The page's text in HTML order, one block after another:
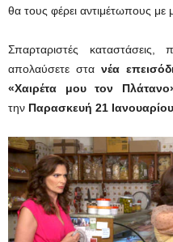
θα τους φέρει αντιμέτωπους με
Σπαρταριστές
απολαύσετε στα νέα
«Χαιρέτα μου τον
την Παρασκευή 21